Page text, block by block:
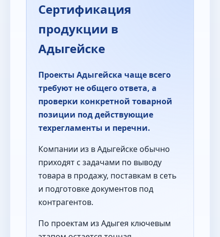
Сертификация
продукции в
Адыгейске
Проекты Адыгейска чаще всего
требуют не общего ответа, а
проверки конкретной товарной
позиции под действующие
техрегламенты и перечни.
Компании из в Адыгейске обычно
приходят с задачами по выводу
товара в продажу, поставкам в сеть
и подготовке документов под
контрагентов.
По проектам из Адыгея ключевым